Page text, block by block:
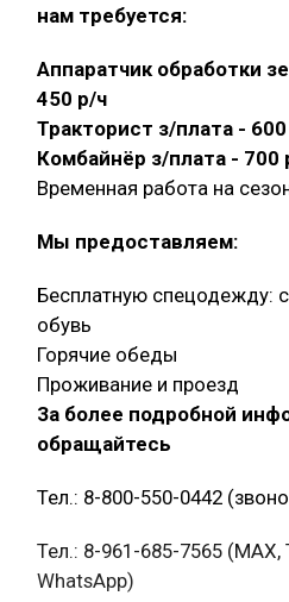
нам требуется:
Аппаратчик обработки
450 р/ч
Тракторист з/плата -
Комбайнёр з/плата - 700
Временная работа на
Мы предоставляем:
Бесплатную спецодежду:
обувь
Горячие обеды
Проживание и проезд
За более подробной
обращайтесь
Тел.: 8-800-550-0442
Тел.: 8-961-685-7565 (МАХ,
WhatsApp)